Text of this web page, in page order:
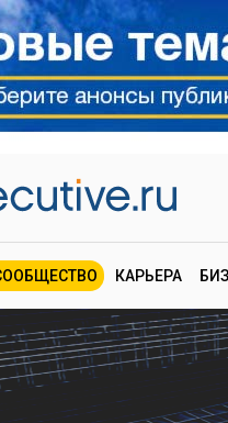
КАРЬЕРА